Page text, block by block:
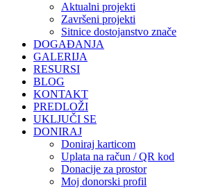
Aktualni projekti
Završeni projekti
Sitnice dostojanstvo znače
DOGAĐANJA
GALERIJA
RESURSI
BLOG
KONTAKT
PREDLOŽI
UKLJUČI SE
DONIRAJ
Doniraj karticom
Uplata na račun / QR kod
Donacije za prostor
Moj donorski profil